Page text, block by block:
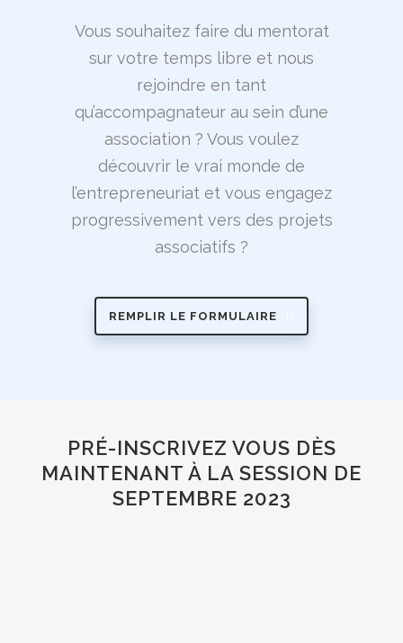
Vous souhaitez faire du mentorat
sur votre temps libre et nous
rejoindre en tant
qu’accompagnateur au sein d’une
association ? Vous voulez
découvrir le vrai monde de
l’entrepreneuriat et vous engagez
progressivement vers des projets
associatifs ?
REMPLIR LE FORMULAIRE
PRÉ-INSCRIVEZ VOUS DÈS
MAINTENANT À LA SESSION DE
SEPTEMBRE 2023